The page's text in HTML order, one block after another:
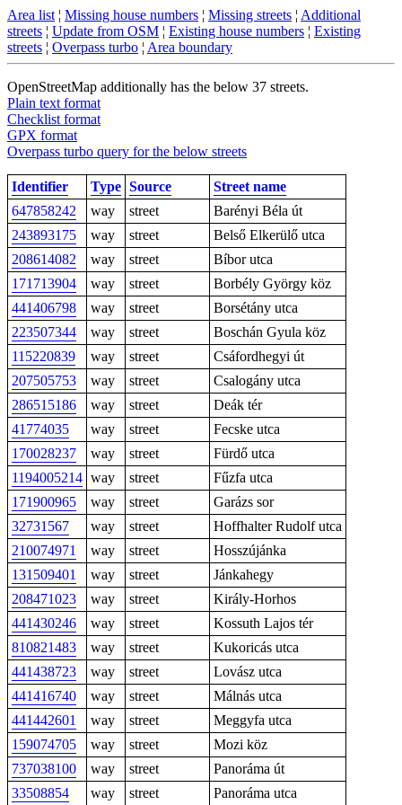
Area list ¦ Missing house numbers ¦ Missing streets ¦ Additional
streets ¦ Update from OSM ¦ Existing house numbers ¦ Existing
streets ¦ Overpass turbo ¦ Area boundary
OpenStreetMap additionally has the below 37 streets.
Plain text format
Checklist format
GPX format
Overpass turbo query for the below streets
Identifier Type Source
Street name
647858242
way street
Barényi Béla út
243893175
way street
Belső Elkerülő utca
208614082
way street
Bíbor utca
171713904
way street
Borbély György köz
441406798
way street
Borsétány utca
223507344
way street
Boschán Gyula köz
115220839
way street
Csáfordhegyi út
207505753
way street
Csalogány utca
286515186
way street
Deák tér
41774035
way street
Fecske utca
170028237
way street
Fürdő utca
1194005214 way street
Fűzfa utca
171900965
way street
Garázs sor
32731567
way street
Hoffhalter Rudolf utca
210074971
way street
Hosszújánka
131509401
way street
Jánkahegy
208471023
way street
Király-Horhos
441430246
way street
Kossuth Lajos tér
810821483
way street
Kukoricás utca
441438723
way street
Lovász utca
441416740
way street
Málnás utca
441442601
way street
Meggyfa utca
159074705
way street
Mozi köz
737038100
way street
Panoráma út
33508854
way street Panoráma utca